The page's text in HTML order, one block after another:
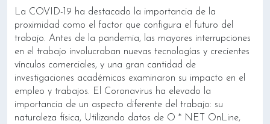
La COVID-19 ha destacado la importancia de la
proximidad como el factor que configura el futuro del
trabajo. Antes de la pandemia, las mayores interrupciones
en el trabajo involucraban nuevas tecnologías y crecientes
vínculos comerciales, y una gran cantidad de
investigaciones académicas examinaron su impacto en el
empleo y trabajos. El Coronavirus ha elevado la
importancia de un aspecto diferente del trabajo: su
naturaleza física, Utilizando datos de O * NET OnLine,